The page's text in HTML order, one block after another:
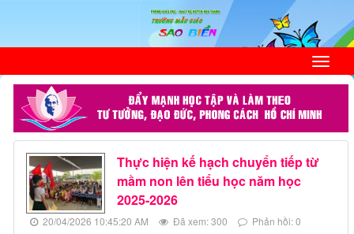
Thực hiện kế hạch chuyển tiếp từ
mầm non lên tiểu học năm học
2025-2026
20/04/2026 10:45:20 AM Đã xem: 300 Phản hồi: 0